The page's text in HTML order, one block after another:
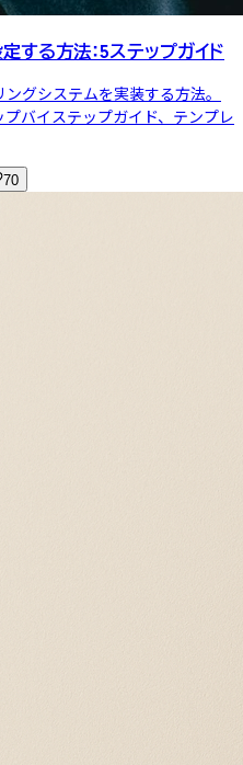
する方法：5ステップガイド
グシステムを実装する方法。
バイステップガイド、テンプレ
70